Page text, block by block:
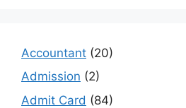
Accountant (20)
Admission (2)
Admit Card (84)